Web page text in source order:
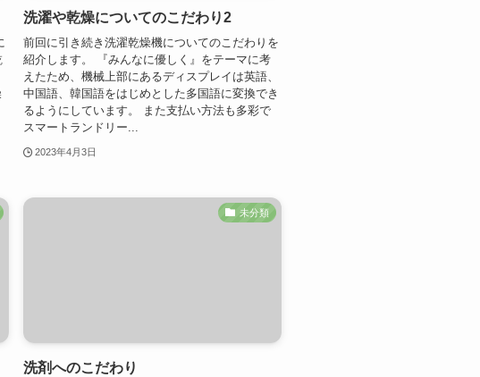
洗濯や乾燥についてのこだわり2
前回に引き続き洗濯乾燥機についてのこだわりを
紹介します。 『みんなに優しく』をテーマに考
えたため、機械上部にあるディスプレイは英語、
中国語、韓国語をはじめとした多国語に変換でき
るようにしています。 また支払い方法も多彩で
スマートランドリー...
2023年4月3日
未分類
洗剤へのこだわり